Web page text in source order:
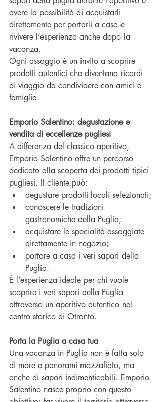
avere la possibilità di acquistarli
direttamente per portarli a casa e
rivivere l’esperienza anche dopo la
vacanza.
Ogni assaggio è un invito a scoprire
prodotti autentici che diventano ricordi
di viaggio da condividere con amici e
famiglia.
Emporio Salentino: degustazione e
vendita di eccellenze pugliesi
A differenza del classico aperitivo,
Emporio Salentino offre un percorso
dedicato alla scoperta dei prodotti tipici
pugliesi. Il cliente può:
degustare prodotti locali selezionati;
conoscere le tradizioni
gastronomiche della Puglia;
acquistare le specialità assaggiate
direttamente in negozio;
portare a casa i veri sapori della
Puglia.
È l’esperienza ideale per chi vuole
scoprire i veri sapori della Puglia
attraverso un aperitivo autentico nel
centro storico di Otranto.
Porta la Puglia a casa tua
Una vacanza in Puglia non è fatta solo
di mare e panorami mozzafiato, ma
anche di sapori indimenticabili. Emporio
Salentino nasce proprio con questo